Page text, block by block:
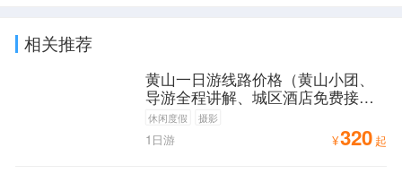
相关推荐
黄山一日游线路价格（黄山小团、
导游全程讲解、城区酒店免费接
送）
休闲度假 摄影
¥320 起
1日游